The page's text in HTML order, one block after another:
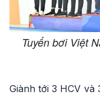
Tuyển bơi Việt
Giành tới 3 HCV và